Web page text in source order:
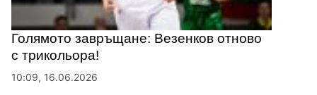
Голямото завръщане: Везенков отново
с трикольора!
10:09, 16.06.2026